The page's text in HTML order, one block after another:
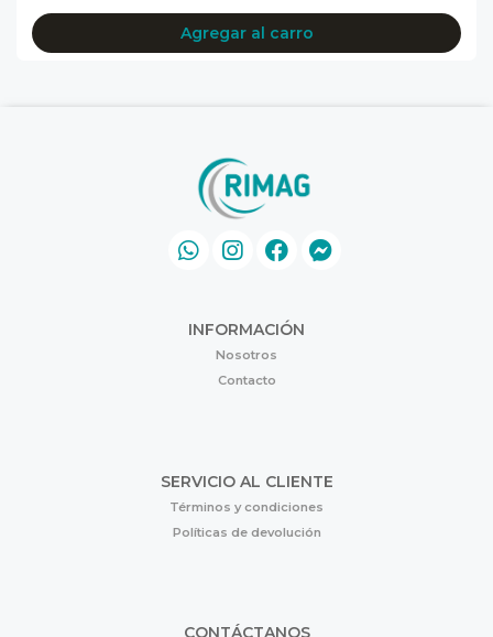
Agregar al carro
INFORMACIÓN
Nosotros
Contacto
SERVICIO AL CLIENTE
Términos y condiciones
Políticas de devolución
CONTÁCTANOS